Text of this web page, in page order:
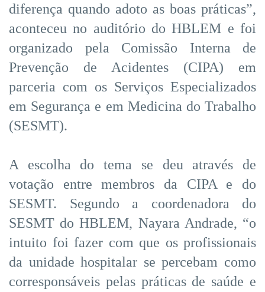
diferença quando adoto as boas práticas”,
aconteceu no auditório do HBLEM e foi
organizado pela Comissão Interna de
Prevenção de Acidentes (CIPA) em
parceria com os Serviços Especializados
em Segurança e em Medicina do Trabalho
(SESMT).
A escolha do tema se deu através de
votação entre membros da CIPA e do
SESMT. Segundo a coordenadora do
SESMT do HBLEM, Nayara Andrade, “o
intuito foi fazer com que os profissionais
da unidade hospitalar se percebam como
corresponsáveis pelas práticas de saúde e